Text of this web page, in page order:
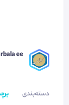
ee
دسته‌بندی